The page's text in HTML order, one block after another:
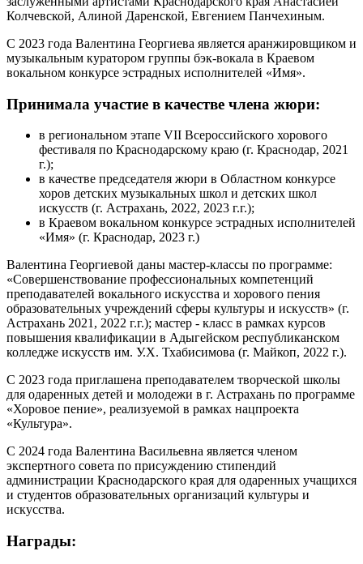
Колчевской, Алиной Даренской, Евгением Панчехиным.
С 2023 года Валентина Георгиева является аранжировщиком и
музыкальным куратором группы бэк-вокала в Краевом
вокальном конкурсе эстрадных исполнителей «Имя».
Принимала участие в качестве члена жюри:
в региональном этапе VII Всероссийского хорового
фестиваля по Краснодарскому краю (г. Краснодар, 2021
г.);
в качестве председателя жюри в Областном конкурсе
хоров детских музыкальных школ и детских школ
искусств (г. Астрахань, 2022, 2023 г.г.);
в Краевом вокальном конкурсе эстрадных исполнителей
«Имя» (г. Краснодар, 2023 г.)
Валентина Георгиевой даны мастер-классы по программе:
«Совершенствование профессиональных компетенций
преподавателей вокального искусства и хорового пения
образовательных учреждений сферы культуры и искусств» (г.
Астрахань 2021, 2022 г.г.); мастер - класс в рамках курсов
повышения квалификации в Адыгейском республиканском
колледже искусств им. У.Х. Тхабисимова (г. Майкоп, 2022 г.).
С 2023 года приглашена преподавателем творческой школы
для одаренных детей и молодежи в г. Астрахань по программе
«Хоровое пение», реализуемой в рамках нацпроекта
«Культура».
С 2024 года Валентина Васильевна является членом
экспертного совета по присуждению стипендий
администрации Краснодарского края для одаренных учащихся
и студентов образовательных организаций культуры и
искусства.
Награды: